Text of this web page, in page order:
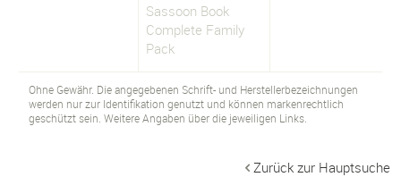
Sassoon Book
Complete Family
Pack
Ohne Gewähr. Die angegebenen Schrift- und Herstellerbezeichnungen
werden nur zur Identifikation genutzt und können markenrechtlich
geschützt sein. Weitere Angaben über die jeweiligen Links.
Zurück zur Hauptsuche